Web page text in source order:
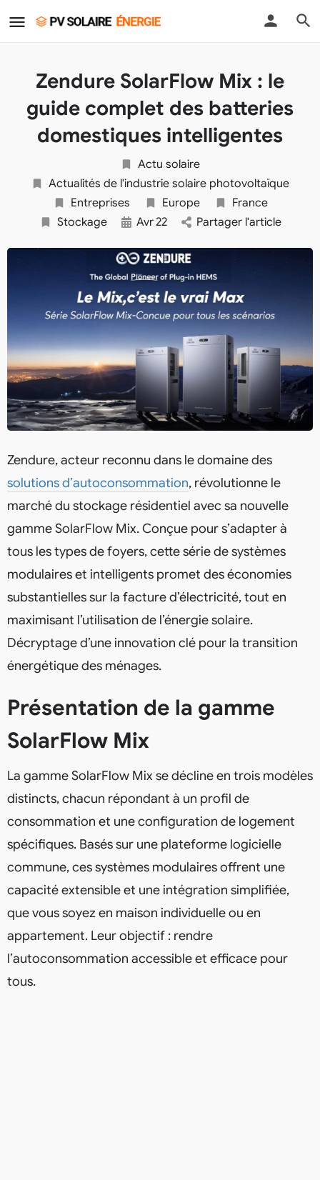
Zendure SolarFlow Mix : le
guide complet des batteries
domestiques intelligentes
Actu solaire
Actualités de l'industrie solaire photovoltaïque
Entreprises
Europe
France
Stockage
Avr22 Partager l'article
Zendure, acteur reconnu dans le domaine des
solutions d’autoconsommation, révolutionne le
marché du stockage résidentiel avec sa nouvelle
gamme SolarFlow Mix. Conçue pour s’adapter à
tous les types de foyers, cette série de systèmes
modulaires et intelligents promet des économies
substantielles sur la facture d’électricité, tout en
maximisant l’utilisation de l’énergie solaire.
Décryptage d’une innovation clé pour la transition
énergétique des ménages.
Présentation de la gamme
SolarFlow Mix
La gamme SolarFlow Mix se décline en trois modèles
distincts, chacun répondant à un profil de
consommation et une configuration de logement
spécifiques. Basés sur une plateforme logicielle
commune, ces systèmes modulaires offrent une
capacité extensible et une intégration simplifiée,
que vous soyez en maison individuelle ou en
appartement. Leur objectif : rendre
l’autoconsommation accessible et efficace pour
tous.